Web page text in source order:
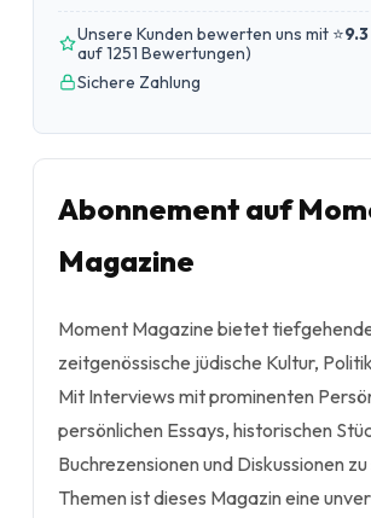
Unsere Kunden bewerten uns mit ⭐9.3
auf 1251 Bewertungen)
Sichere Zahlung
Abonnement auf
Magazine
Moment Magazine bietet
zeitgenössische jüdische Kultur,
Mit Interviews mit prominenten
persönlichen Essays, historischen
Buchrezensionen und Diskussionen
Themen ist dieses Magazin eine